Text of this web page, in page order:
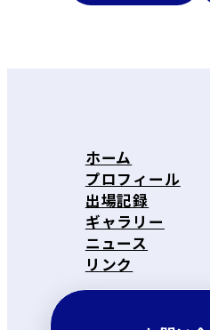
ホーム
プロフィール
出場記録
ギャラリー
ニュース
リンク